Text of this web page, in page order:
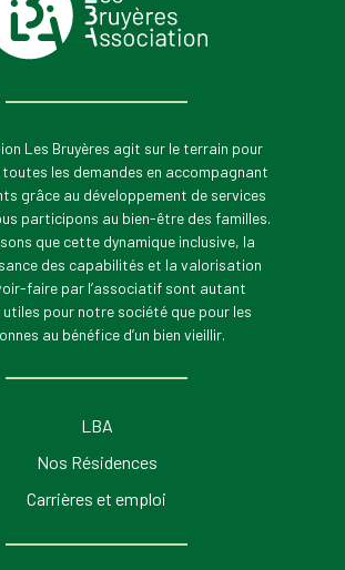
Les Bruyères agit sur le terrain pour
les demandes en accompagnant
grâce au développement de services
participons au bien-être des familles.
que cette dynamique inclusive, la
des capabilités et la valorisation
faire par l’associatif sont autant
utiles pour notre société que pour les
au bénéfice d’un bien vieillir.
LBA
Nos Résidences
Carrières et emploi